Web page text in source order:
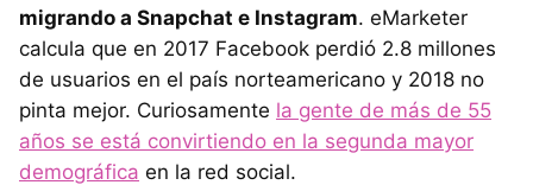
migrando a Snapchat e Instagram. eMarketer
calcula que en 2017 Facebook perdió 2.8 millones
de usuarios en el país norteamericano y 2018 no
pinta mejor. Curiosamente la gente de más de 55
años se está convirtiendo en la segunda mayor
demográfica en la red social.